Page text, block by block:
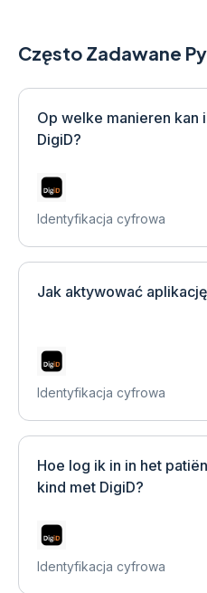
Często Zadawane
Op welke manieren kan
DigiD?
Identyfikacja cyfrowa
Jak aktywować
Identyfikacja cyfrowa
Hoe log ik in in het
kind met DigiD?
Identyfikacja cyfrowa